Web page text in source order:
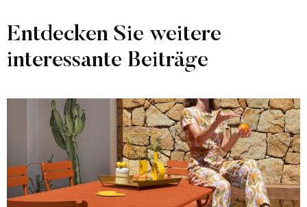
Entdecken Sie weitere
interessante Beiträge